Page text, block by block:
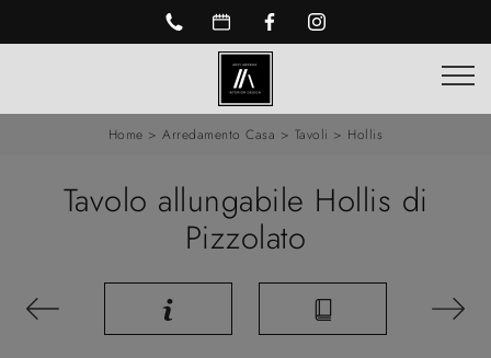
Home >Arredamento Casa > Tavoli > Hollis
Tavolo allungabile Hollis di
Pizzolato